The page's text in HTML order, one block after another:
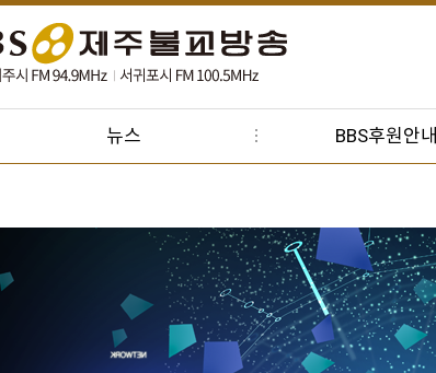
뉴스 BBS후원안내